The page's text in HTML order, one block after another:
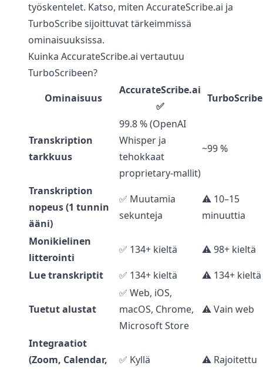
työskentelet. Katso, miten AccurateScribe.ai ja
TurboScribe sijoittuvat tärkeimmissä
ominaisuuksissa.
Kuinka AccurateScribe.ai vertautuu
TurboScribeen?
Ominaisuus
AccurateScribe.ai
✅
Transkription
tarkkuus
99.8 % (OpenAI
Whisper ja
tehokkaat
proprietary-mallit)
~99 %
Transkription
nopeus (1 tunnin
ääni)
✅ Muutamia
sekunteja
⚠️ 10–15
minuuttia
Monikielinen
litterointi
✅ 134+ kieltä
⚠️ 98+ kieltä
Lue transkriptit
✅ 134+ kieltä ⚠️ 134+ kieltä
Tuetut alustat
✅ Web, iOS,
macOS, Chrome,
Microsoft Store
⚠️ Vain web
Integraatiot
(Zoom, Calendar,
✅ Kyllä ⚠️ Rajoitettu